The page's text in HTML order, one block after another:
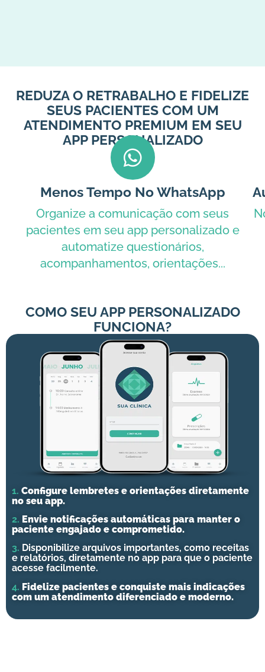
REDUZA O RETRABALHO E FIDELIZE
SEUS PACIENTES COM UM
ATENDIMENTO PREMIUM EM SEU
APP PERSONALIZADO
Menos Tempo No WhatsApp
Organize a comunicação com seus
pacientes em seu app personalizado e
automatize questionários,
acompanhamentos, orientações...
COMO SEU APP PERSONALIZADO
FUNCIONA?
1. Configure lembretes e orientações diretamente
no seu app.
2. Envie notificações automáticas para manter o
paciente engajado e comprometido.
3. Disponibilize arquivos importantes, como receitas
e relatórios, diretamente no app para que o paciente
acesse facilmente.
4. Fidelize pacientes e conquiste mais indicações
com um atendimento diferenciado e moderno.